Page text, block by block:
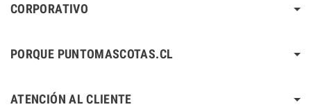
CORPORATIVO
PORQUE PUNTOMASCOTAS.CL
ATENCIÓN AL CLIENTE